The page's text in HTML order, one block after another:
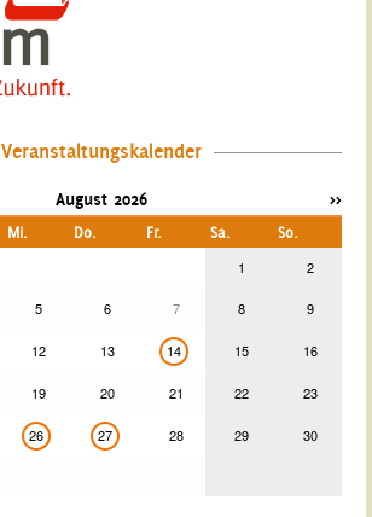
Veranstaltungskalender
August 2026 >>
Mi. Do. Fr. Sa. So.
1 2
5 6 7 8 9
12 13 14 15 16
19 20 21 22 23
26 27 28 29 30